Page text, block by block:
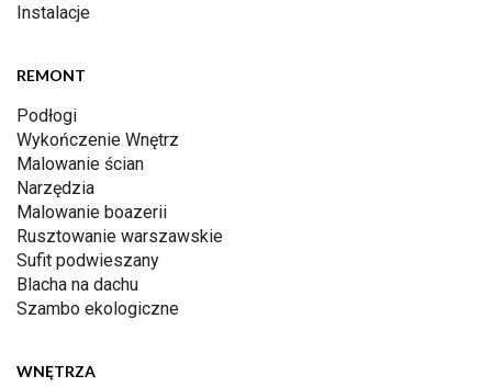
Instalacje
REMONT
Podłogi
Wykończenie Wnętrz
Malowanie ścian
Narzędzia
Malowanie boazerii
Rusztowanie warszawskie
Sufit podwieszany
Blacha na dachu
Szambo ekologiczne
WNĘTRZA